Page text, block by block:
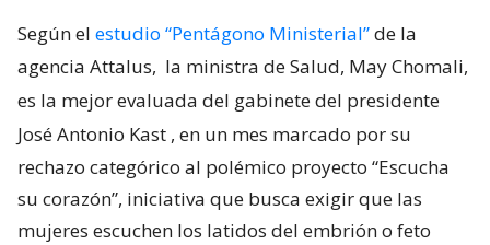
Según el estudio “Pentágono Ministerial”de la
agencia Attalus, la ministra de Salud, May Chomali,
es la mejor evaluada del gabinete del presidente
José Antonio Kast , en un mes marcado por su
rechazo categórico al polémico proyecto “Escucha
su corazón”, iniciativa que busca exigir que las
mujeres escuchen los latidos del embrión o feto